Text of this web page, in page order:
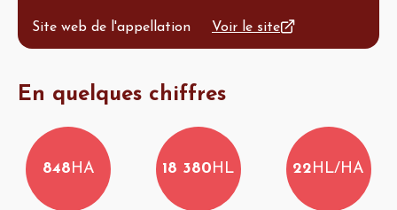
Site web de l'appellation Voir le site
En quelques chiffres
848HA 18 380HL 22HL/HA